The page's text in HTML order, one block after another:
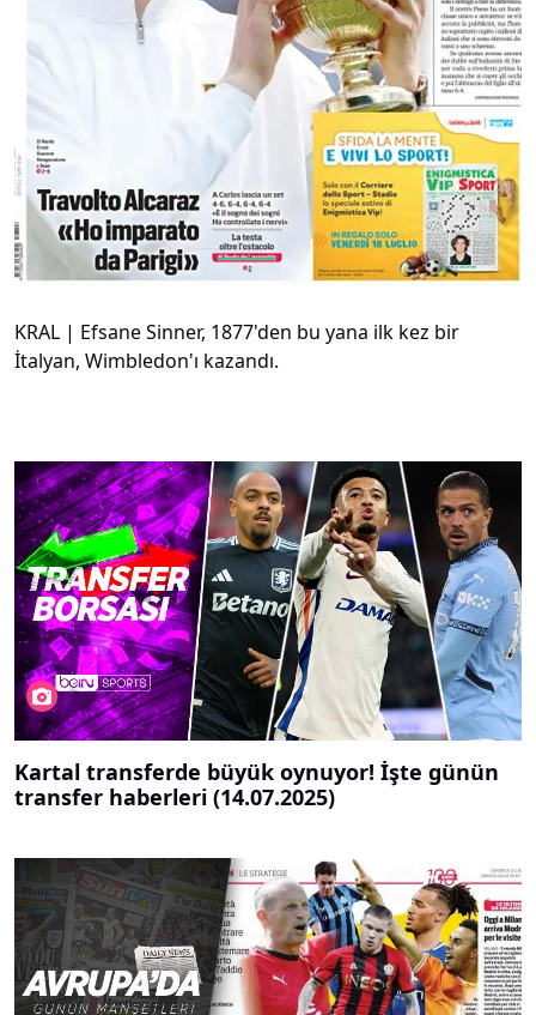
KRAL | Efsane Sinner, 1877'den bu yana ilk kez bir
İtalyan, Wimbledon'ı kazandı.
Kartal transferde büyük oynuyor! İşte günün
transfer haberleri (14.07.2025)